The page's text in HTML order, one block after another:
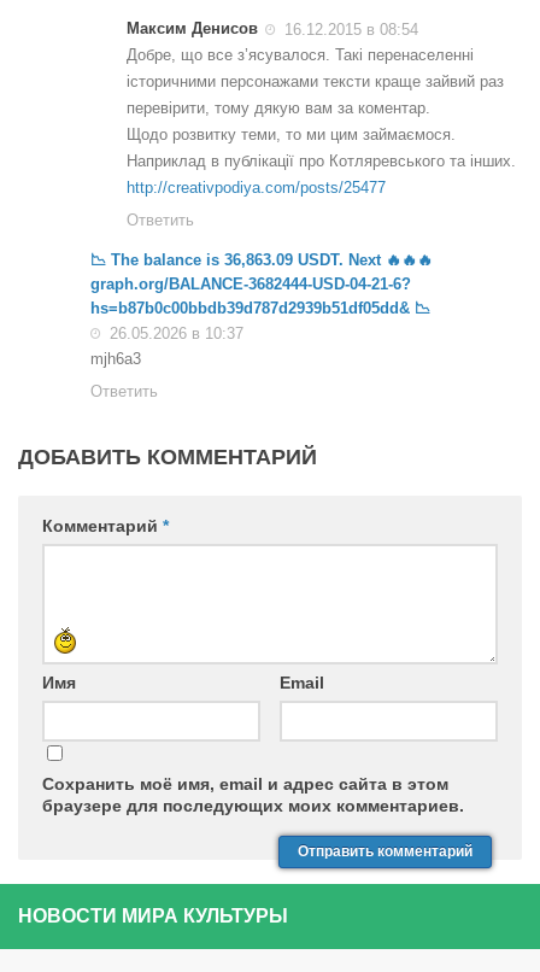
Максим Денисов
16.12.2015 в 08:54
Добре, що все з’ясувалося. Такі перенаселенні
історичними персонажами тексти краще зайвий раз
перевірити, тому дякую вам за коментар.
Щодо розвитку теми, то ми цим займаємося.
Наприклад в публікації про Котляревського та інших.
http://creativpodiya.com/posts/25477
Ответить
📉 The balance is 36,863.09 USDT. Next 🔥🔥🔥
graph.org/BALANCE-3682444-USD-04-21-6?
hs=b87b0c00bbdb39d787d2939b51df05dd& 📉
26.05.2026 в 10:37
mjh6a3
Ответить
ДОБАВИТЬ КОММЕНТАРИЙ
Комментарий *
Имя Email
Сохранить моё имя, email и адрес сайта в этом
браузере для последующих моих комментариев.
НОВОСТИ МИРА КУЛЬТУРЫ